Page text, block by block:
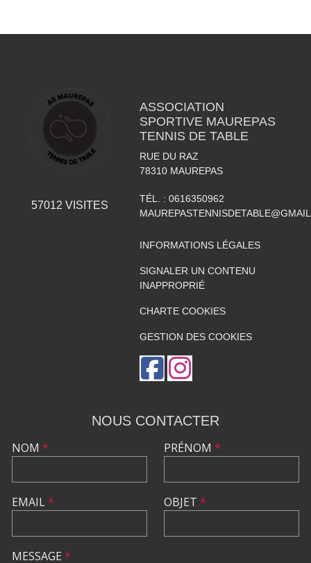
57012 VISITES
ASSOCIATION
SPORTIVE MAUREPAS
TENNIS DE TABLE
RUE DU RAZ
78310 MAUREPAS
TÉL. : 0616350962
INFORMATIONS LÉGALES
SIGNALER UN CONTENU
INAPPROPRIÉ
CHARTE COOKIES
GESTION DES COOKIES
NOUS CONTACTER
NOM *
EMAIL*
PRÉNOM *
OBJET *
MESSAGE *